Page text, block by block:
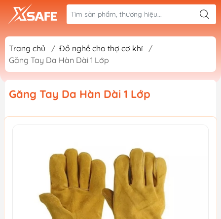
Trang chủ / Đồ nghề cho thợ cơ khí
/
Găng Tay Da Hàn Dài 1 Lớp
Găng Tay Da Hàn Dài 1 Lớp